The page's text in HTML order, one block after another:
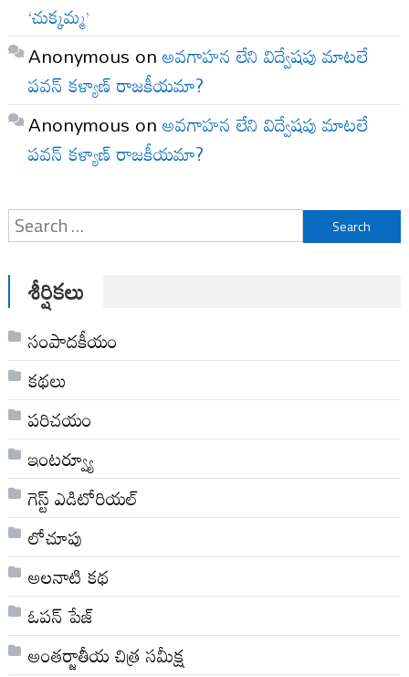
‘చుక్కమ్మ’
Anonymous onఅవగాహన లేని విద్వేషపు మాటలే
పవన్ కళ్యాణ్ రాజకీయమా?
Anonymous onఅవగాహన లేని విద్వేషపు మాటలే
పవన్ కళ్యాణ్ రాజకీయమా?
Search
for:
శీర్షికలు
సంపాదకీయం
కథలు
పరిచయం
ఇంటర్వ్యూ
గెస్ట్ ఎడిటోరియల్
లోచూపు
అల‌నాటి క‌థ‌
ఓపన్ పేజ్
అంతర్జాతీయ చిత్ర సమీక్ష